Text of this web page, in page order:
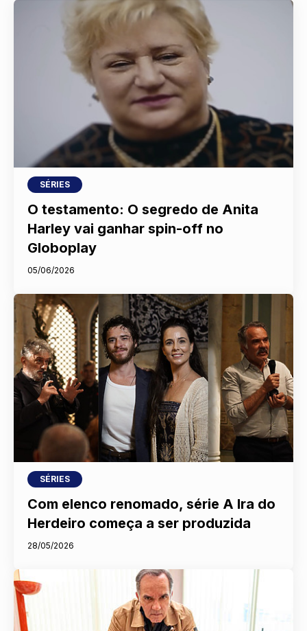
SÉRIES
O testamento: O segredo de Anita
Harley vai ganhar spin-off no
Globoplay
05/06/2026
SÉRIES
Com elenco renomado, série A Ira do
Herdeiro começa a ser produzida
28/05/2026